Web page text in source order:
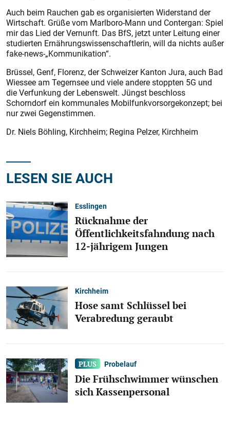
Auch beim Rauchen gab es organisierten Widerstand der
Wirtschaft. Grüße vom Marlboro-Mann und Contergan: Spiel
mir das Lied der Vernunft. Das BfS, jetzt unter Leitung einer
studierten Ernährungswissenschaftlerin, will da nichts außer
fake-news-„Kommunikation“.
Brüssel, Genf, Florenz, der Schweizer Kanton Jura, auch Bad
Wiessee am Tegernsee und viele andere stoppten 5G und
die Verfunkung der Lebenswelt. Jüngst beschloss
Schorndorf ein kommunales Mobilfunkvorsorgekonzept; bei
nur zwei Gegenstimmen.
Dr. Niels Böhling, Kirchheim; Regina Pelzer, Kirchheim
LESEN SIE AUCH
Esslingen
Rücknahme der
Öffentlichkeitsfahndung nach
12-jährigem Jungen
Kirchheim
Hose samt Schlüssel bei
Verabredung geraubt
Probelauf
Die Frühschwimmer wünschen
sich Kassenpersonal